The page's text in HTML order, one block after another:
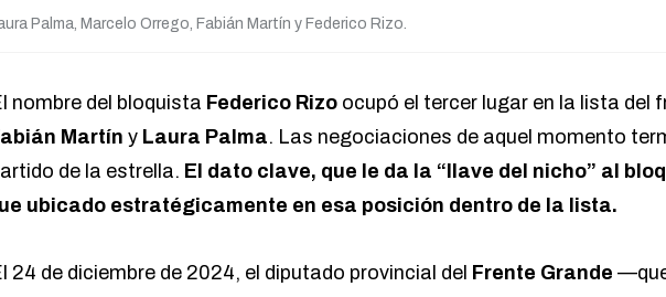
Palma, Marcelo Orrego, Fabián Martín y Federico Rizo.
nombre del bloquista Federico Rizo ocupó el tercer lugar en la lista del
Martín y Laura Palma. Las negociaciones de aquel momento
de la estrella. El dato clave, que le da la “llave del nicho” al
ubicado estratégicamente en esa posición dentro de la lista.
24 de diciembre de 2024, el diputado provincial del Frente Grande